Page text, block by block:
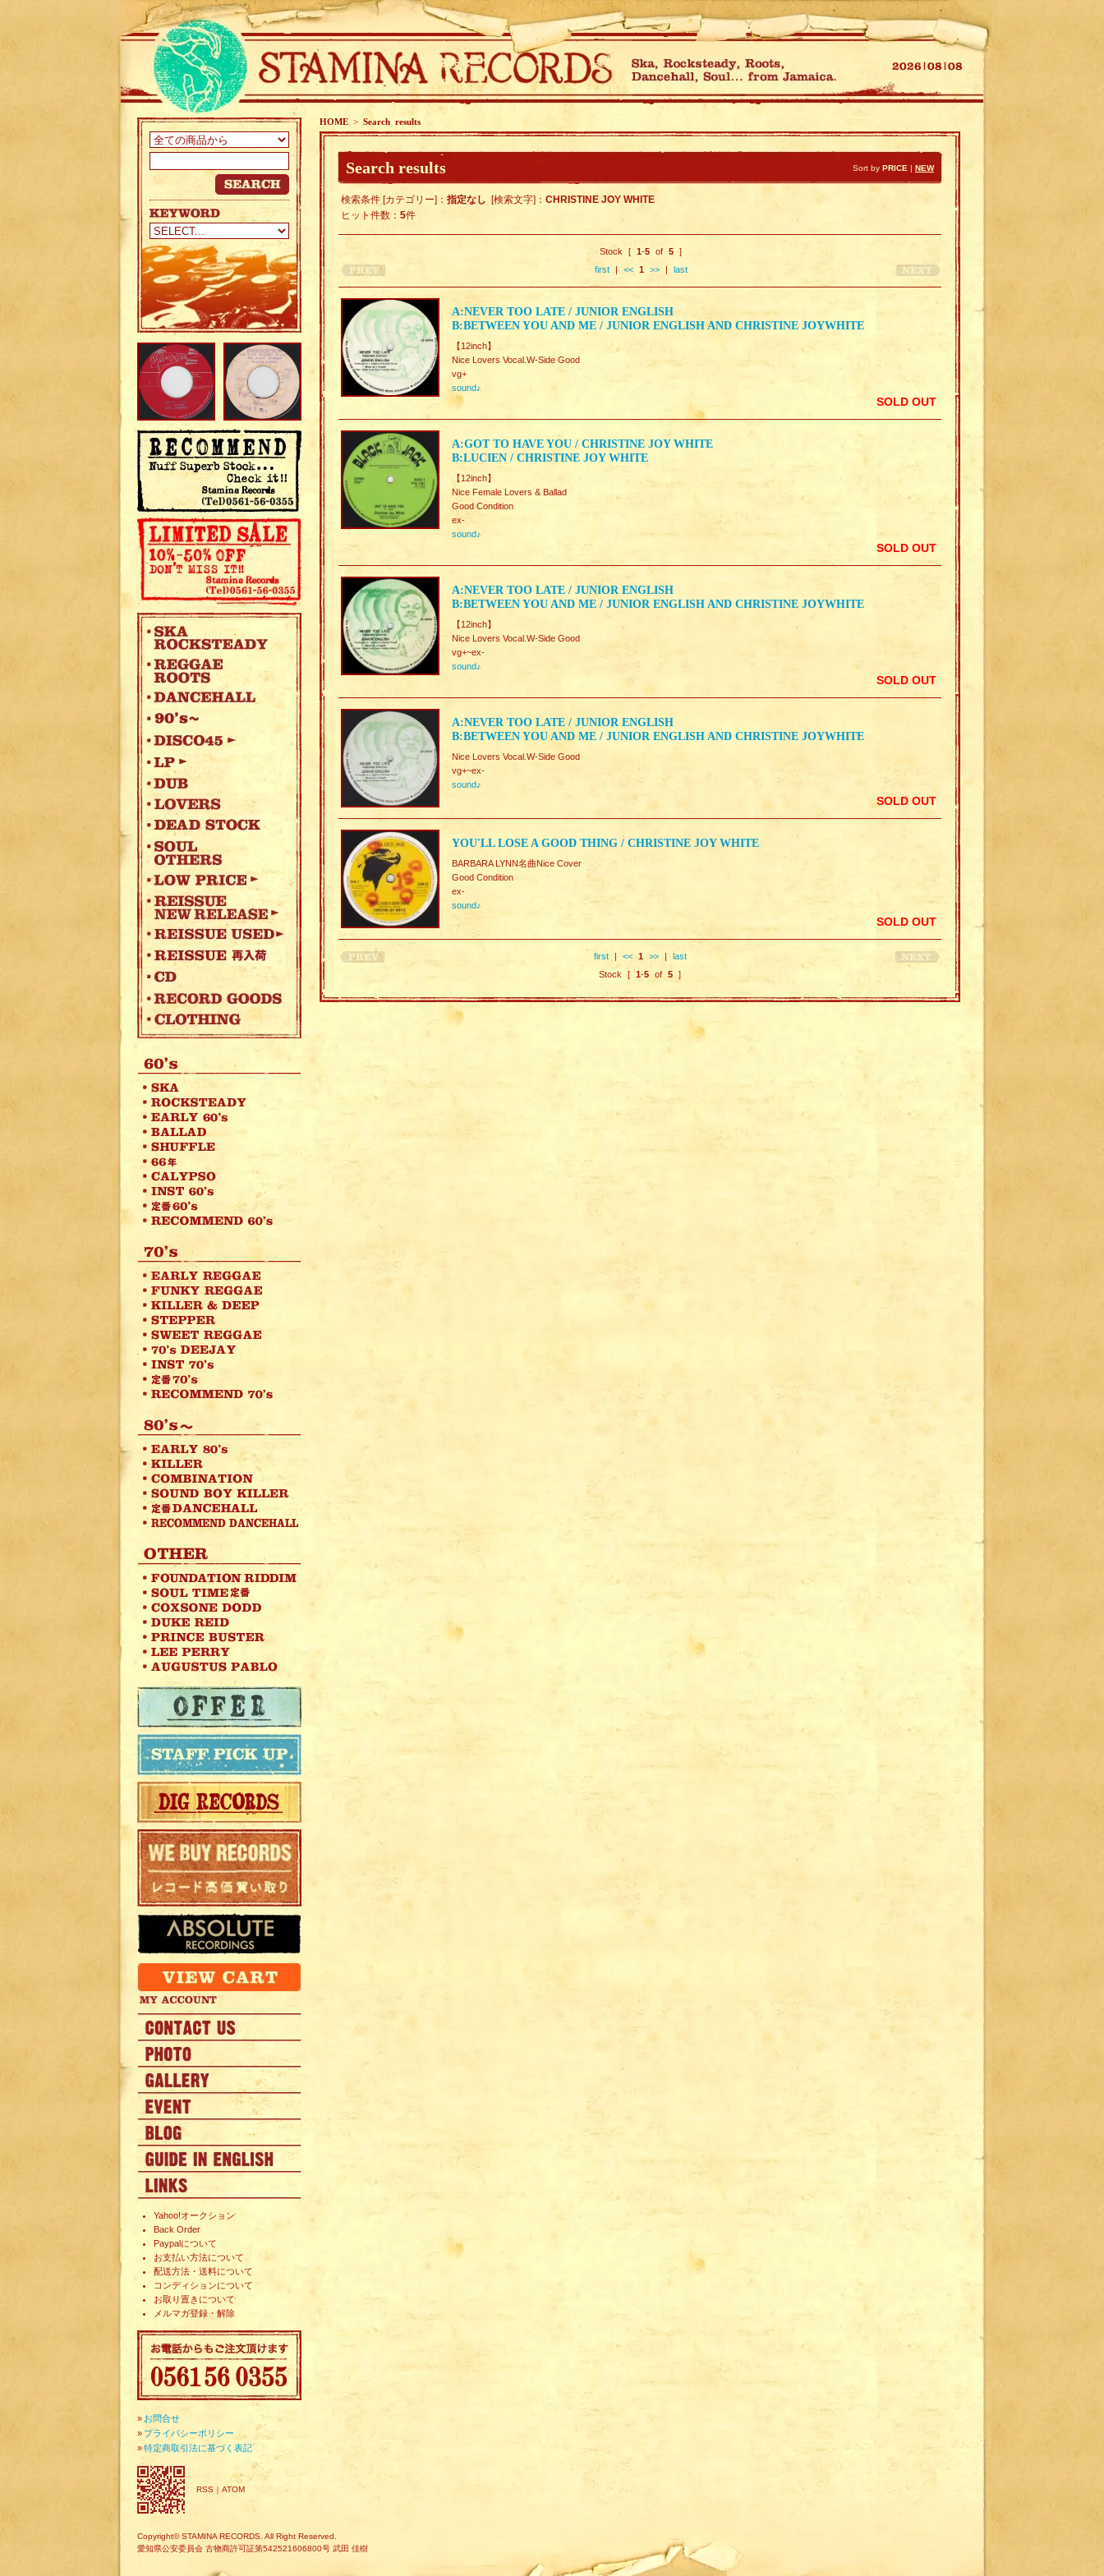
Yahoo!オークション
Back Order
Paypalについて
お支払い方法について
配送方法・送料について
コンディションについて
お取り置きについて
メルマガ登録・解除
» お問合せ
» プライバシーポリシー
»特定商取引法に基づく表記
RSS ｜ ATOM
HOME > Search results
Search results Sort by PRICE | NEW
検索条件 [カテゴリー]： 指定なし [検索文字]： CHRISTINE JOY WHITE
ヒット件数： 5件
Stock [ 1-5 of 5 ]
first| << 1 >>| last
A:NEVER TOO LATE / JUNIOR ENGLISH
B:BETWEEN YOU AND ME / JUNIOR ENGLISH AND CHRISTINE JOYWHITE
【12inch】
Nice Lovers Vocal.W-Side Good
vg+
sound♪
SOLD OUT
A:GOT TO HAVE YOU / CHRISTINE JOY WHITE
B:LUCIEN / CHRISTINE JOY WHITE
【12inch】
Nice Female Lovers & Ballad
Good Condition
ex-
sound♪
SOLD OUT
A:NEVER TOO LATE / JUNIOR ENGLISH
B:BETWEEN YOU AND ME / JUNIOR ENGLISH AND CHRISTINE JOYWHITE
【12inch】
Nice Lovers Vocal.W-Side Good
vg+~ex-
sound♪
SOLD OUT
A:NEVER TOO LATE / JUNIOR ENGLISH
B:BETWEEN YOU AND ME / JUNIOR ENGLISH AND CHRISTINE JOYWHITE
Nice Lovers Vocal.W-Side Good
vg+~ex-
sound♪
SOLD OUT
YOU'LL LOSE A GOOD THING / CHRISTINE JOY WHITE
BARBARA LYNN名曲Nice Cover
Good Condition
ex-
sound♪
SOLD OUT
first| << 1 >>| last
Stock [ 1-5 of 5 ]
Copyright© STAMINA RECORDS. All Right Reserved.
愛知県公安委員会 古物商許可証第542521606800号 武田 佳樹